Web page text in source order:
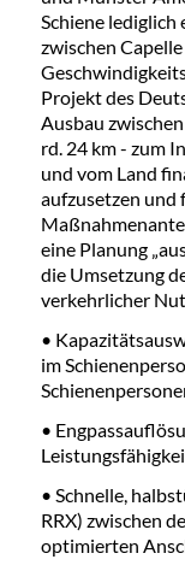
Schiene lediglich
zwischen
Projekt des
Ausbau
rd. 24 km - zum
und vom Land
aufzusetzen und
eine Planung
die Umsetzung
verkehrlicher
•
im
•
• Schnelle,
RRX) zwischen
optimierten